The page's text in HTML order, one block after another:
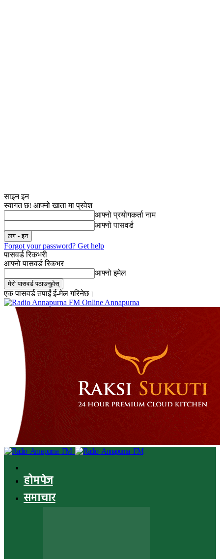
साइन इन
स्वागत छ! आफ्नो खाता मा प्रवेश
आफ्नो प्रयोगकर्ता नाम
आफ्नो पासवर्ड
Forgot your password? Get help
पासवर्ड रिकभरी
आफ्नो पासवर्ड रिकभर
आफ्नो इमेल
एक पासवर्ड तपाईं ई-मेल गरिनेछ।
Online Annapurna
होमपेज
समाचार